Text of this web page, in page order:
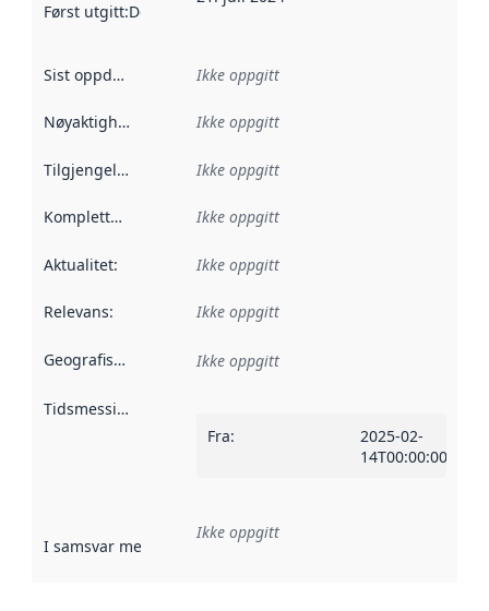
Først utgitt:Denne datoen sier når dataene i dette
Sist oppdatert Ikke oppgitt
Nøyaktighet Ikke oppgitt
Tilgjengelighet Ikke oppgitt
Kompletthet Ikke oppgitt
Aktualitet: Ikke oppgitt
Relevans: Ikke oppgitt
Geografisk avgrensning :
Ikke oppgitt
Tidsmessig avgrensning
Fra:
2025-02-
14T00:00:00Z
I samsvar med Referanse til en implementasjonsregel
Ikke oppgitt